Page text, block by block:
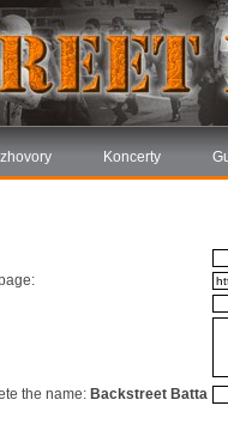
Koncerty
the name: Backstreet Batta